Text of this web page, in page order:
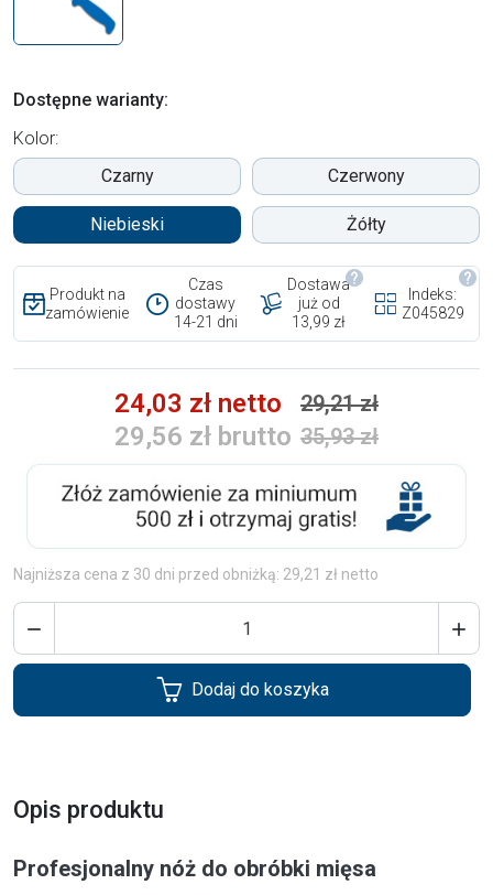
Dostępne warianty:
Kolor:
Czarny
Czerwony
Niebieski Żółty
Produkt na
zamówienie
Czas
dostawy
14-21 dni
Dostawa
już od
13,99 zł
Indeks:
Z045829
24,03 zł netto
29,56 zł brutto
29,21 zł
35,93 zł
Najniższa cena z 30 dni przed obniżką: 29,21 zł netto
 
Dodaj do koszyka
Opis produktu
Profesjonalny nóż do obróbki mięsa